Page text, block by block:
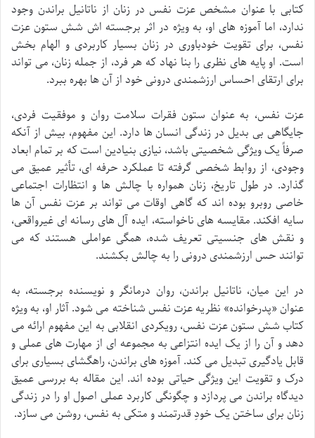
کتابی با عنوان مشخص عزت نفس در زنان از ناتانیل براندن وجود
ندارد، اما آموزه های او، به ویژه در اثر برجسته اش شش ستون عزت
نفس، برای تقویت خودباوری در زنان بسیار کاربردی و الهام بخش
است. او پایه های نظری را بنا نهاد که هر فرد، از جمله زنان، می تواند
برای ارتقای احساس ارزشمندی درونی خود از آن ها بهره ببرد.
عزت نفس، به عنوان ستون فقرات سلامت روان و موفقیت فردی،
جایگاهی بی بدیل در زندگی انسان ها دارد. این مفهوم، بیش از آنکه
صرفاً یک ویژگی شخصیتی باشد، نیازی بنیادین است که بر تمام ابعاد
وجودی، از روابط شخصی گرفته تا عملکرد حرفه ای، تأثیر عمیق می
گذارد. در طول تاریخ، زنان همواره با چالش ها و انتظارات اجتماعی
خاصی روبرو بوده اند که گاهی اوقات می تواند بر عزت نفس آن ها
سایه افکند. مقایسه های ناخواسته، ایده آل های رسانه ای غیرواقعی،
و نقش های جنسیتی تعریف شده، همگی عواملی هستند که می
توانند حس ارزشمندی درونی را به چالش بکشند.
در این میان، ناتانیل براندن، روان درمانگر و نویسنده برجسته، به
عنوان «پدرخوانده» نظریه عزت نفس شناخته می شود. آثار او، به ویژه
کتاب شش ستون عزت نفس، رویکردی انقلابی به این مفهوم ارائه می
دهد و آن را از یک ایده انتزاعی به مجموعه ای از مهارت های عملی و
قابل یادگیری تبدیل می کند. آموزه های براندن، راهگشای بسیاری برای
درک و تقویت این ویژگی حیاتی بوده اند. این مقاله به بررسی عمیق
دیدگاه براندن می پردازد و چگونگی کاربرد عملی اصول او را در زندگی
زنان برای ساختن یک خودِ قدرتمند و متکی به نفس، روشن می سازد.